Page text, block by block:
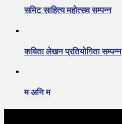
समिट साहित्य महोत्सव सम्पन्न
कविता लेखन प्रतियोगिता सम्पन्न
म अनि म